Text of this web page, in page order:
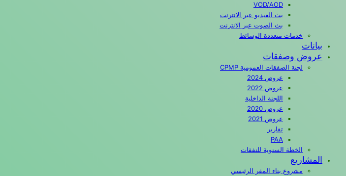
VOD/AOD
بث الفيديو عبر الانترنت
بث الصوت عبر الانترنت
خدمات متعددة الوسائط
بيانات
عروض وصفقات
لجنة الصفقات العمومية CPMP
عروض 2024
عروض 2022
اللجنة الداخلية
عروض 2020
عروض 2021
تقارير
PAA
الخطة السنوية للنفقات
المشاريع
مشروع بناء المقر الرئيسي